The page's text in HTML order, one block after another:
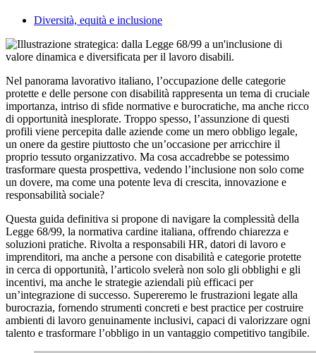
Diversità, equità e inclusione
Nel panorama lavorativo italiano, l’occupazione delle categorie
protette e delle persone con disabilità rappresenta un tema di cruciale
importanza, intriso di sfide normative e burocratiche, ma anche ricco
di opportunità inesplorate. Troppo spesso, l’assunzione di questi
profili viene percepita dalle aziende come un mero obbligo legale,
un onere da gestire piuttosto che un’occasione per arricchire il
proprio tessuto organizzativo. Ma cosa accadrebbe se potessimo
trasformare questa prospettiva, vedendo l’inclusione non solo come
un dovere, ma come una potente leva di crescita, innovazione e
responsabilità sociale?
Questa guida definitiva si propone di navigare la complessità della
Legge 68/99, la normativa cardine italiana, offrendo chiarezza e
soluzioni pratiche. Rivolta a responsabili HR, datori di lavoro e
imprenditori, ma anche a persone con disabilità e categorie protette
in cerca di opportunità, l’articolo svelerà non solo gli obblighi e gli
incentivi, ma anche le strategie aziendali più efficaci per
un’integrazione di successo. Supereremo le frustrazioni legate alla
burocrazia, fornendo strumenti concreti e best practice per costruire
ambienti di lavoro genuinamente inclusivi, capaci di valorizzare ogni
talento e trasformare l’obbligo in un vantaggio competitivo tangibile.